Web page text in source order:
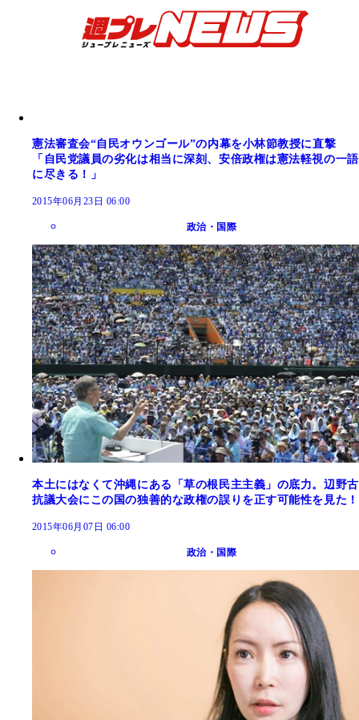
憲法審査会“自民オウンゴール”の内幕を小林節教授に直撃
「自民党議員の劣化は相当に深刻、安倍政権は憲法軽視の一語
に尽きる！」
2015年06月23日 06:00
政治・国際
本土にはなくて沖縄にある「草の根民主主義」の底力。辺野古
抗議大会にこの国の独善的な政権の誤りを正す可能性を見た！
2015年06月07日 06:00
政治・国際